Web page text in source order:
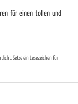
für einen tollen und
Setze ein Lesezeichen für